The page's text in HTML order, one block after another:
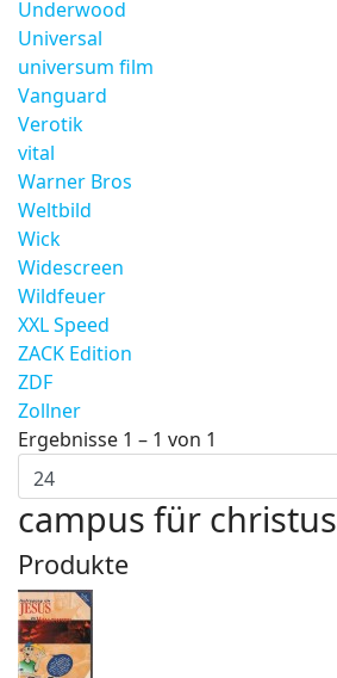
Underwood
Universal
universum film
Vanguard
Verotik
vital
Warner Bros
Weltbild
Wick
Widescreen
Wildfeuer
XXL Speed
ZACK Edition
ZDF
Zollner
Ergebnisse 1 – 1 von 1
campus für christus
Produkte